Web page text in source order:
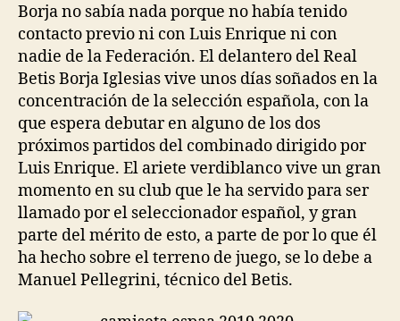
Borja no sabía nada porque no había tenido
contacto previo ni con Luis Enrique ni con
nadie de la Federación. El delantero del Real
Betis Borja Iglesias vive unos días soñados en la
concentración de la selección española, con la
que espera debutar en alguno de los dos
próximos partidos del combinado dirigido por
Luis Enrique. El ariete verdiblanco vive un gran
momento en su club que le ha servido para ser
llamado por el seleccionador español, y gran
parte del mérito de esto, a parte de por lo que él
ha hecho sobre el terreno de juego, se lo debe a
Manuel Pellegrini, técnico del Betis.